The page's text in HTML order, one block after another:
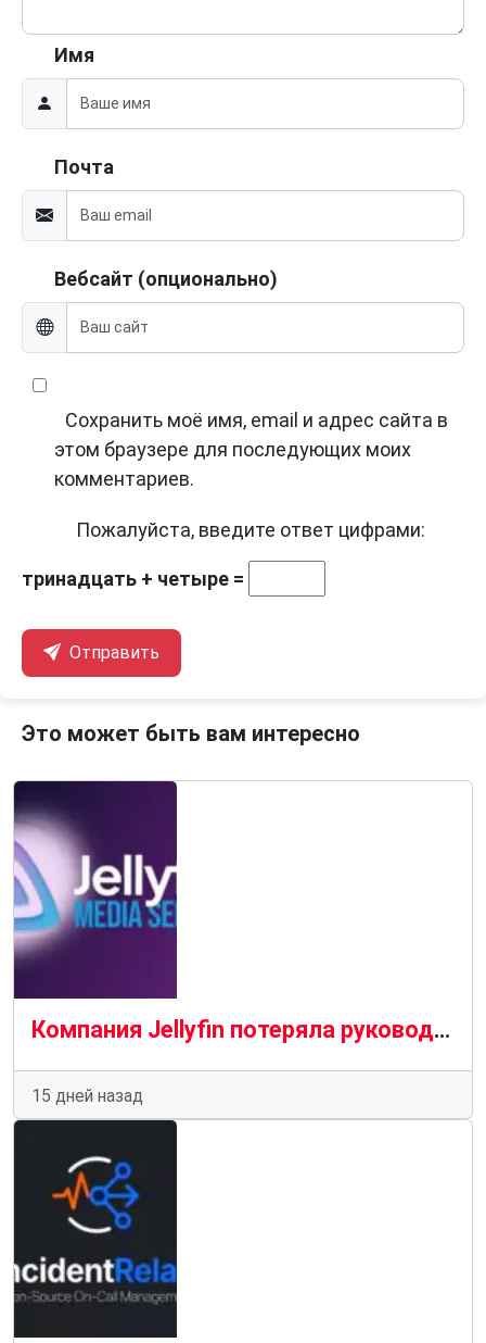
Имя
Почта
Вебсайт (опционально)
Сохранить моё имя, email и адрес сайта в
этом браузере для последующих моих
комментариев.
Пожалуйста, введите ответ цифрами:
тринадцать + четыре =
Отправить
Это может быть вам интересно
Компания Jellyfin потеряла руководителя проекта и ключевого члена команды в результате масштабных кадровых перестановок.
15 дней назад